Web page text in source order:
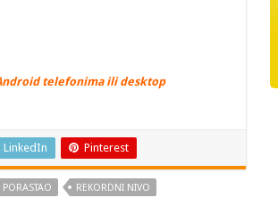
telefonima ili desktop
LinkedIn Pinterest
PORASTAO
REKORDNI NIVO